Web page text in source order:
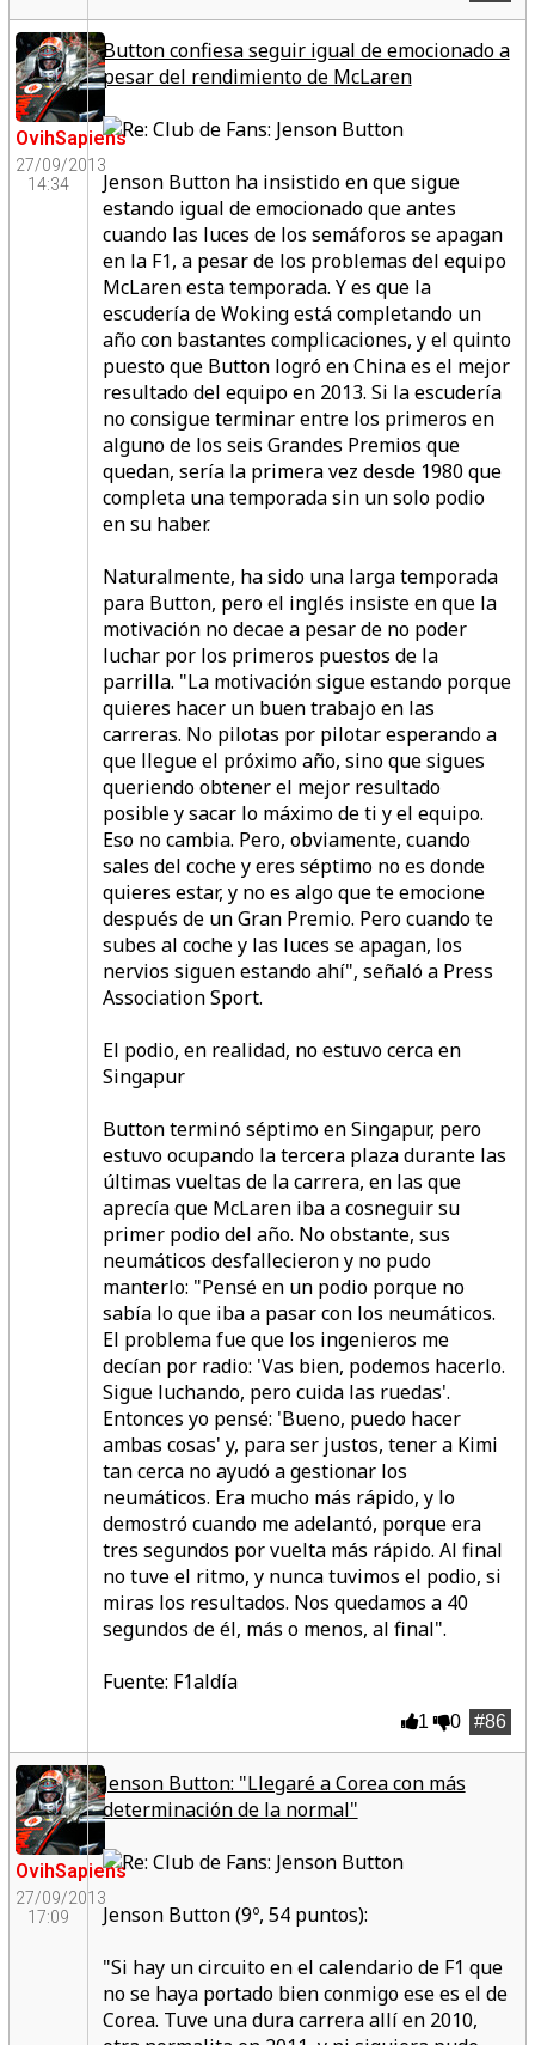
OvihSapiens
27/09/2013
14:34
Button confiesa seguir igual de emocionado a
pesar del rendimiento de McLaren
Jenson Button ha insistido en que sigue
estando igual de emocionado que antes
cuando las luces de los semáforos se apagan
en la F1, a pesar de los problemas del equipo
McLaren esta temporada. Y es que la
escudería de Woking está completando un
año con bastantes complicaciones, y el quinto
puesto que Button logró en China es el mejor
resultado del equipo en 2013. Si la escudería
no consigue terminar entre los primeros en
alguno de los seis Grandes Premios que
quedan, sería la primera vez desde 1980 que
completa una temporada sin un solo podio
en su haber.
Naturalmente, ha sido una larga temporada
para Button, pero el inglés insiste en que la
motivación no decae a pesar de no poder
luchar por los primeros puestos de la
parrilla. "La motivación sigue estando porque
quieres hacer un buen trabajo en las
carreras. No pilotas por pilotar esperando a
que llegue el próximo año, sino que sigues
queriendo obtener el mejor resultado
posible y sacar lo máximo de ti y el equipo.
Eso no cambia. Pero, obviamente, cuando
sales del coche y eres séptimo no es donde
quieres estar, y no es algo que te emocione
después de un Gran Premio. Pero cuando te
subes al coche y las luces se apagan, los
nervios siguen estando ahí", señaló a Press
Association Sport.
El podio, en realidad, no estuvo cerca en
Singapur
Button terminó séptimo en Singapur, pero
estuvo ocupando la tercera plaza durante las
últimas vueltas de la carrera, en las que
aprecía que McLaren iba a cosneguir su
primer podio del año. No obstante, sus
neumáticos desfallecieron y no pudo
manterlo: "Pensé en un podio porque no
sabía lo que iba a pasar con los neumáticos.
El problema fue que los ingenieros me
decían por radio: 'Vas bien, podemos hacerlo.
Sigue luchando, pero cuida las ruedas'.
Entonces yo pensé: 'Bueno, puedo hacer
ambas cosas' y, para ser justos, tener a Kimi
tan cerca no ayudó a gestionar los
neumáticos. Era mucho más rápido, y lo
demostró cuando me adelantó, porque era
tres segundos por vuelta más rápido. Al final
no tuve el ritmo, y nunca tuvimos el podio, si
miras los resultados. Nos quedamos a 40
segundos de él, más o menos, al final".
Fuente: F1aldía
#86
1 0
OvihSapiens
27/09/2013
17:09
Jenson Button: "Llegaré a Corea con más
determinación de la normal"
Jenson Button (9º, 54 puntos):
"Si hay un circuito en el calendario de F1 que
no se haya portado bien conmigo ese es el de
Corea. Tuve una dura carrera allí en 2010,